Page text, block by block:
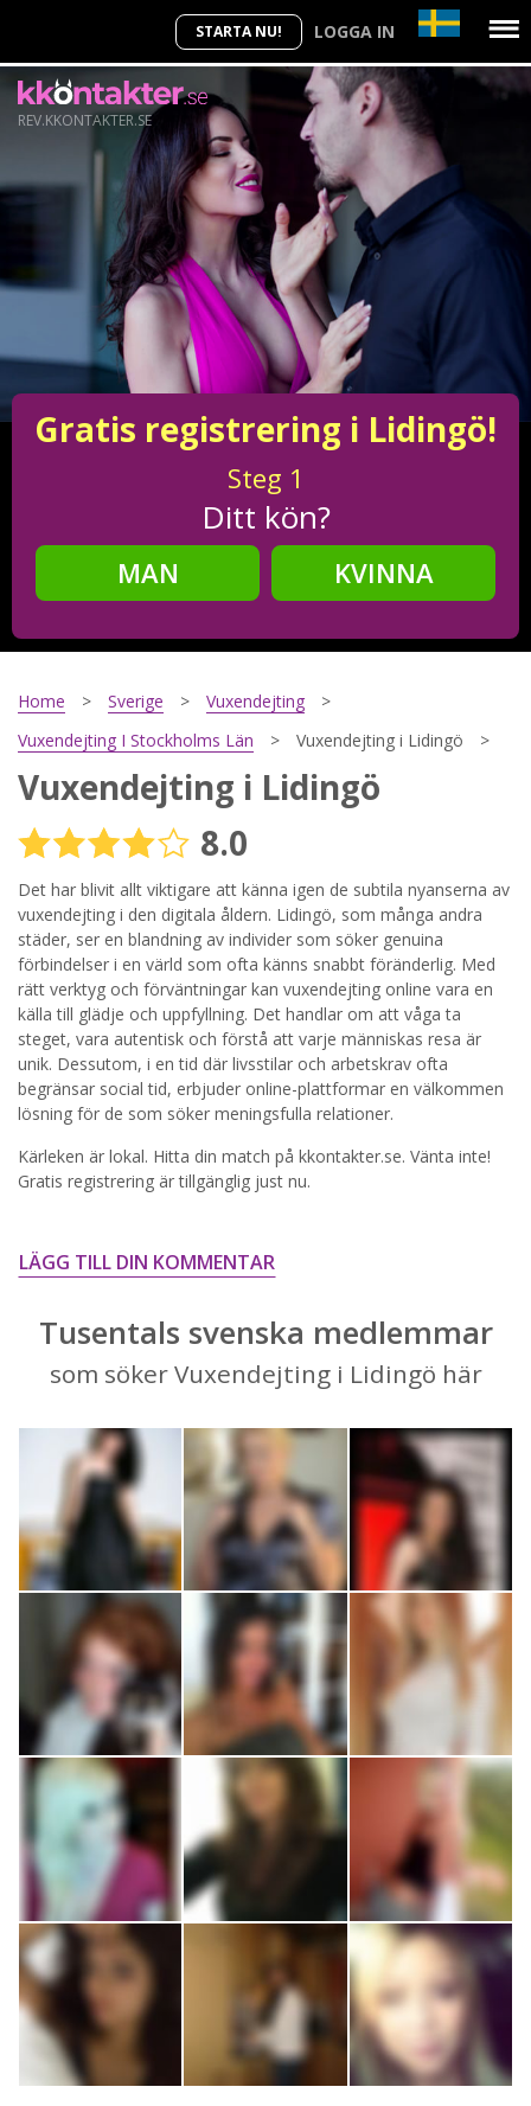
STARTA NU! LOGGA IN
REV.KKONTAKTER.SE
Gratis registrering i Lidingö!
Steg 1
Ditt kön?
MAN
KVINNA
Steg2
Steg3
Din mailadress?
Genom att registrera godkänner jag Villkoren och
Sekretesspolicyn. Jag godkänner att ta emot information och
reklam via e-post från hemsidans operatörer. Jag kan dra
tillbaka godkännande när jag vill.
STARTA NU!
Home Sverige
Vuxendejting
Vuxendejting I Stockholms Län
Vuxendejting i Lidingö
Vuxendejting i Lidingö
8.0
Det har blivit allt viktigare att känna igen de subtila nyanserna av
vuxendejting i den digitala åldern. Lidingö, som många andra
städer, ser en blandning av individer som söker genuina
förbindelser i en värld som ofta känns snabbt föränderlig. Med
rätt verktyg och förväntningar kan vuxendejting online vara en
källa till glädje och uppfyllning. Det handlar om att våga ta
steget, vara autentisk och förstå att varje människas resa är
unik. Dessutom, i en tid där livsstilar och arbetskrav ofta
begränsar social tid, erbjuder online-plattformar en välkommen
lösning för de som söker meningsfulla relationer.
Kärleken är lokal. Hitta din match på kkontakter.se. Vänta inte!
Gratis registrering är tillgänglig just nu.
LÄGG TILL DIN KOMMENTAR
Tusentals svenska medlemmar
som söker Vuxendejting i Lidingö här